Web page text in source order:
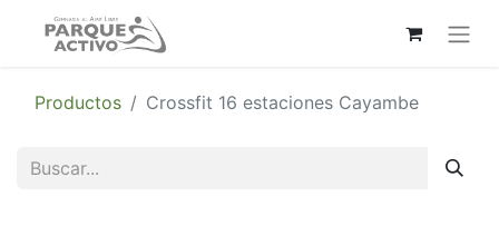
Productos Crossfit 16 estaciones Cayambe